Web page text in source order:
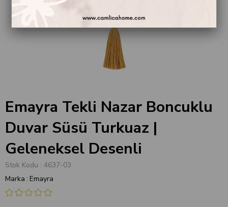
Emayra Tekli Nazar Boncuklu
Duvar Süsü Turkuaz |
Geleneksel Desenli
Stok Kodu
4637-03
Marka : Emayra